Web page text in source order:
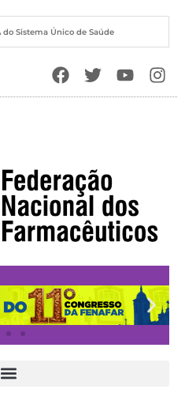
do Sistema Único de Saúde